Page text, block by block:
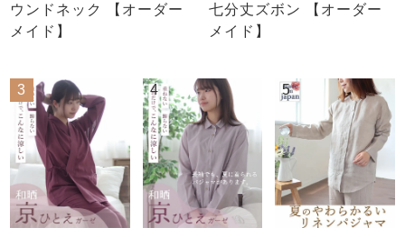
ウンドネック 【オーダー
メイド】
七分丈ズボン 【オーダー
メイド】
3 4 5